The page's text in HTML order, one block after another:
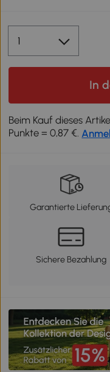
In
Beim Kauf dieses
Punkte = 0,87 €.
Garantierte
Sichere Bezahlung